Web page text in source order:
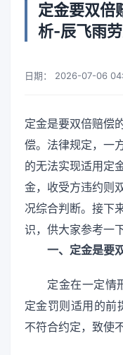
定金要双倍
析-辰飞雨
日期： 2026-07-06
定金是要双倍赔偿
偿。法律规定，一
的无法实现适用定
金，收受方违约则
况综合判断。接下
识，供大家参考一
一、定金是要
定金在一定情
定金罚则适用的前
不符合约定，致使